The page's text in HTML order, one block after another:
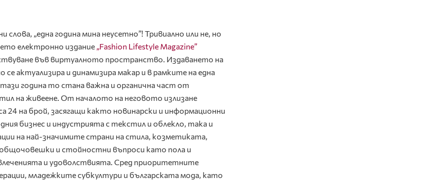
„една година мина неусетно”! Тривиално или не, но
електронно издание „Fashion Lifestyle Magazine”
във виртуалното пространство. Издаването на
актуализира и динамизира макар и в рамките на една
година то стана важна и органична част от
на живеене. От началото на неговото излизане
24 на брой, засягащи както новинарски и информационни
бизнес и индустрията с текстил и облекло, така и
на най-значимите страни на стила, козметиката,
и стойностни въпроси като пола и
и удоволствията. Сред приоритетните
младежките субкултури и българската мода, като